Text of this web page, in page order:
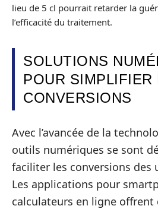
lieu de 5 cl pourrait retarder la
l’efficacité du traitement.
SOLUTIONS
POUR SIMPLIFIER
CONVERSIONS
Avec l’avancée de la
outils numériques se sont
faciliter les conversions des
Les applications pour
calculateurs en ligne offrent